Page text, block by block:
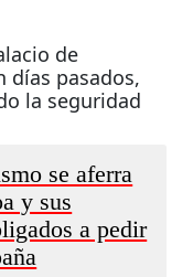
de
días pasados,
la seguridad
se aferra
y sus
a pedir